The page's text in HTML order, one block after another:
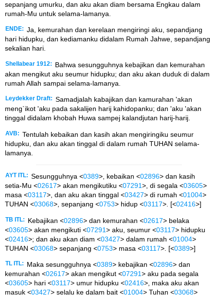
sepanjang umurku, dan aku akan diam bersama Engkau dalam
rumah-Mu untuk selama-lamanya.
ENDE: Ja, kemurahan dan kerelaan mengiringi aku, sepandjang
hari hidupku, dan kediamanku didalam Rumah Jahwe, sepandjang
sekalian hari.
Shellabear 1912:
Bahwa sesungguhnya kebajikan dan kemurahan
akan mengikut aku seumur hidupku; dan aku akan duduk di dalam
rumah Allah sampai selama-lamanya.
Leydekker Draft: Samadjalah kabajikan dan kamurahan 'akan
meng`ikot 'aku pada sakalijen harij kahidopanku; dan 'aku 'akan
tinggal didalam khobah Huwa sampej kalandjutan harij-harij.
AVB: Tentulah kebaikan dan kasih akan mengiringiku seumur
hidupku, dan aku akan tinggal di dalam rumah TUHAN selama-
lamanya.
AYT ITL: Sesungguhnya <0389>, kebaikan <02896> dan kasih
setia-Mu <02617> akan mengikutiku <07291>, di segala <03605>
masa <03117>, dan aku akan tinggal <03427> di rumah <01004>
TUHAN <03068>, sepanjang <0753> hidup <03117>. [<02416>]
TB ITL: Kebajikan <02896> dan kemurahan <02617> belaka
<03605> akan mengikuti <07291> aku, seumur <03117> hidupku
<02416>; dan aku akan diam <03427> dalam rumah <01004>
TUHAN <03068> sepanjang <0753> masa <03117>. [<0389>]
TL ITL: Maka sesungguhnya <0389> kebajikan <02896> dan
kemurahan <02617> akan mengikut <07291> aku pada segala
<03605> hari <03117> umur hidupku <02416>, maka aku akan
masuk <03427> selalu ke dalam bait <01004> Tuhan <03068>